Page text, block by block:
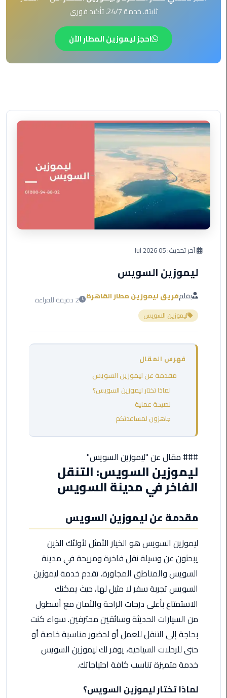
EN
AR
السخنة
العرب
الغردقة
ليموزين
العرب
القاهرة
ليموزين
برج
العرب
دهب
ليموزين
العرب
ليموزين
العرب
مطروح
ليموزين
ليموزين
مطار
العرب
اسكندرية
ليموزين
مطار
العرب
الاسكندرية
ثابتة، خدمة 24/7، تأكيد فوري
احجز ليموزين المطار الآن
آخر تحديث:05 Jul 2026
ليموزين السويس
بقلمفريق ليموزين مطار القاهرة 2 دقيقة للقراءة
ليموزين السويس
فهرس المقال
مقدمة عن ليموزين السويس
لماذا تختار ليموزين السويس؟
نصيحة عملية
جاهزون لمساعدتكم
### مقال عن "ليموزين السويس"
ليموزين السويس: التنقل
الفاخر في مدينة السويس
مقدمة عن ليموزين السويس
ليموزين السويس هو الخيار الأمثل لأولئك الذين
يبحثون عن وسيلة نقل فاخرة ومريحة في مدينة
السويس والمناطق المجاورة. تقدم خدمة ليموزين
السويس تجربة سفر لا مثيل لها، حيث يمكنك
الاستمتاع بأعلى درجات الراحة والأمان مع أسطول
من السيارات الحديثة وسائقين محترفين. سواء كنت
بحاجة إلى التنقل للعمل أو لحضور مناسبة خاصة أو
حتى للرحلات السياحية، يوفر لك ليموزين السويس
خدمة متميزة تناسب كافة احتياجاتك.
لماذا تختار ليموزين السويس؟